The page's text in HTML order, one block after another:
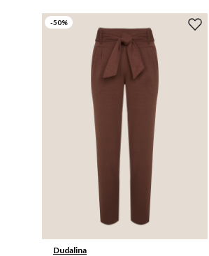
-50%
P G
Dudalina